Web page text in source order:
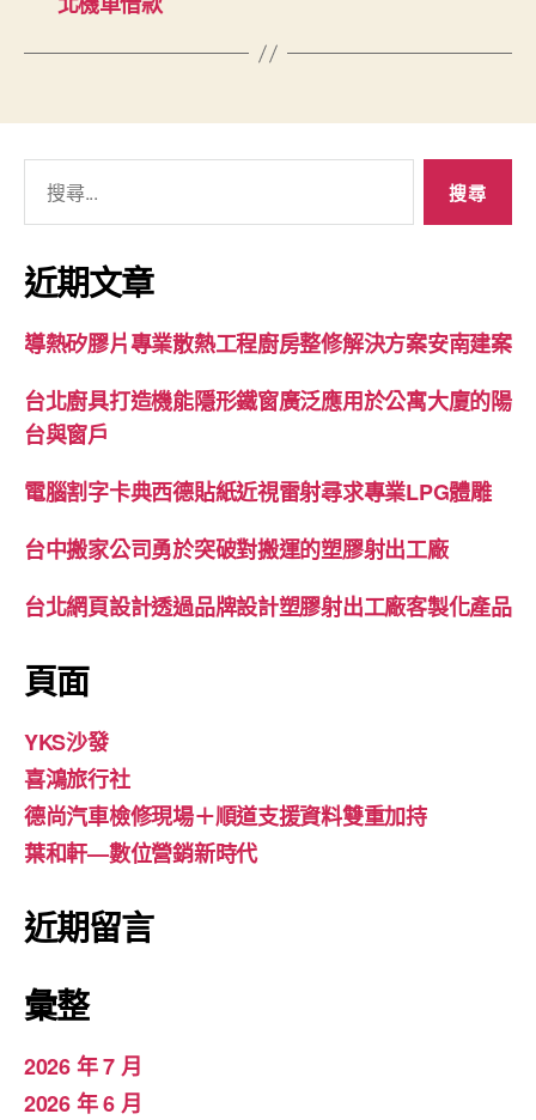
關
鍵
字:
近期文章
導熱矽膠片專業散熱工程廚房整修解決方案安南建案
台北廚具打造機能隱形鐵窗廣泛應用於公寓大廈的陽
台與窗戶
電腦割字卡典西德貼紙近視雷射尋求專業LPG體雕
台中搬家公司勇於突破對搬運的塑膠射出工廠
台北網頁設計透過品牌設計塑膠射出工廠客製化產品
頁面
YKS沙發
喜鴻旅行社
德尚汽車檢修現場＋順道支援資料雙重加持
葉和軒—數位營銷新時代
近期留言
彙整
2026 年 7 月
2026 年 6 月